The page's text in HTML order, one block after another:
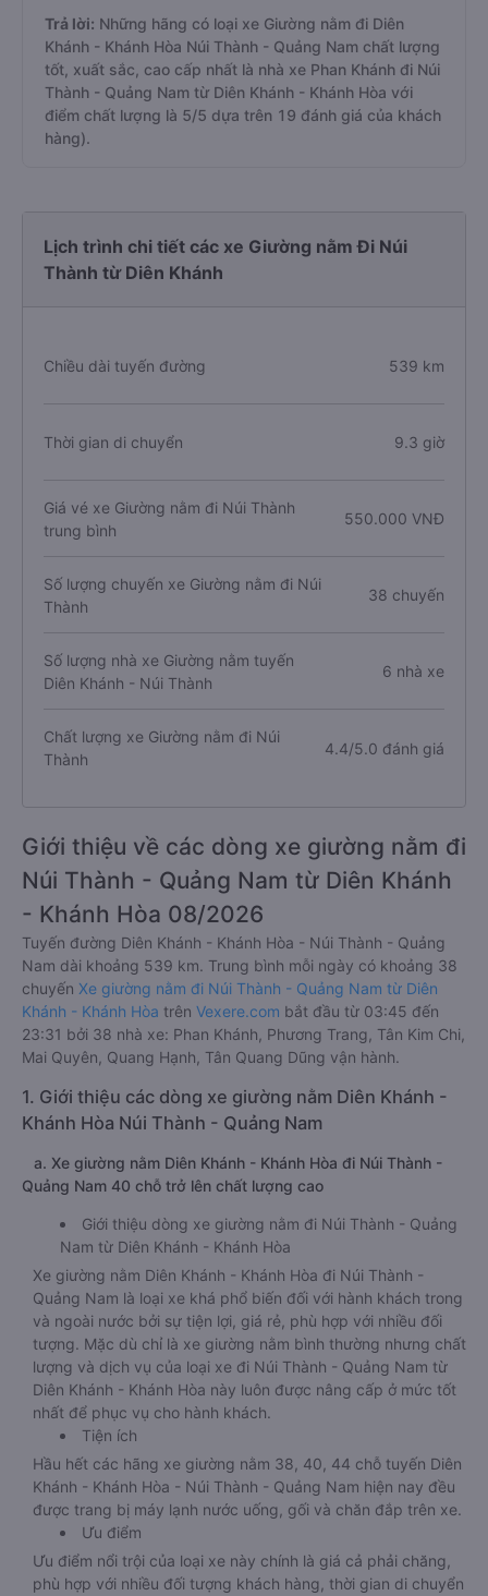
Trả lời: Những hãng có loại xe Giường nằm đi Diên
Khánh - Khánh Hòa Núi Thành - Quảng Nam chất lượng
tốt, xuất sắc, cao cấp nhất là nhà xe Phan Khánh đi Núi
Thành - Quảng Nam từ Diên Khánh - Khánh Hòa với
điểm chất lượng là 5/5 dựa trên 19 đánh giá của khách
hàng).
Lịch trình chi tiết các xe Giường nằm Đi Núi
Thành từ Diên Khánh
Chiều dài tuyến đường 539 km
Thời gian di chuyển 9.3 giờ
Giá vé xe Giường nằm đi Núi Thành
trung bình
550.000 VNĐ
Số lượng chuyến xe Giường nằm đi Núi
Thành
38 chuyến
Số lượng nhà xe Giường nằm tuyến
Diên Khánh - Núi Thành
6 nhà xe
Chất lượng xe Giường nằm đi Núi
Thành
4.4/5.0 đánh giá
Giới thiệu về các dòng xe giường nằm đi
Núi Thành - Quảng Nam từ Diên Khánh
- Khánh Hòa 08/2026
Tuyến đường Diên Khánh - Khánh Hòa - Núi Thành - Quảng
Nam dài khoảng 539 km. Trung bình mỗi ngày có khoảng 38
chuyến Xe giường nằm đi Núi Thành - Quảng Nam từ Diên
Khánh - Khánh Hòa trên Vexere.com bắt đầu từ 03:45 đến
23:31 bởi 38 nhà xe: Phan Khánh, Phương Trang, Tân Kim Chi,
Mai Quyên, Quang Hạnh, Tân Quang Dũng vận hành.
1. Giới thiệu các dòng xe giường nằm Diên Khánh -
Khánh Hòa Núi Thành - Quảng Nam
a. Xe giường nằm Diên Khánh - Khánh Hòa đi Núi Thành -
Quảng Nam 40 chỗ trở lên chất lượng cao
Giới thiệu dòng xe giường nằm đi Núi Thành - Quảng
Nam từ Diên Khánh - Khánh Hòa
Xe giường nằm Diên Khánh - Khánh Hòa đi Núi Thành -
Quảng Nam là loại xe khá phổ biến đối với hành khách trong
và ngoài nước bởi sự tiện lợi, giá rẻ, phù hợp với nhiều đối
tượng. Mặc dù chỉ là xe giường nằm bình thường nhưng chất
lượng và dịch vụ của loại xe đi Núi Thành - Quảng Nam từ
Diên Khánh - Khánh Hòa này luôn được nâng cấp ở mức tốt
nhất để phục vụ cho hành khách.
Tiện ích
Hầu hết các hãng xe giường nằm 38, 40, 44 chỗ tuyến Diên
Khánh - Khánh Hòa - Núi Thành - Quảng Nam hiện nay đều
được trang bị máy lạnh nước uống, gối và chăn đắp trên xe.
Ưu điểm
Ưu điểm nổi trội của loại xe này chính là giá cả phải chăng,
phù hợp với nhiều đối tượng khách hàng, thời gian di chuyển